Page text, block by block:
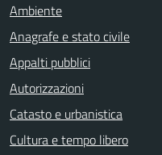
Ambiente
Anagrafe e stato civile
Appalti pubblici
Autorizzazioni
Catasto e urbanistica
Cultura e tempo libero